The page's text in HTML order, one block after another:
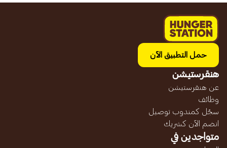
حمل التطبيق الآن
هنقرستيشن
عن هنقرستيشن
وظائف
سجّل كمندوب توصيل
انضم الآن كشريك
متواجدين في